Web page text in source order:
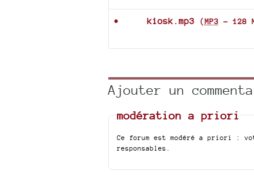
kiosk.mp3 (MP3 - 128
Ajouter un
modération a priori
Ce forum est modéré a priori :
responsables.